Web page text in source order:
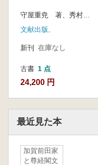
文献出版,
新刊 在庫なし
古書 1 点
24,200 円
最近見た本
加賀前田家
と尊経閣文